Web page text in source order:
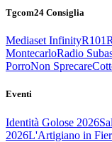
Tgcom24 Consiglia
Mediaset InfinityR101
MontecarloRadio
PorroNon Sprecare
Eventi
Identità Golose 2026
2026L'Artigiano in